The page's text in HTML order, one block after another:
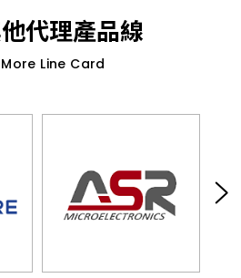
代理產品線
Line Card